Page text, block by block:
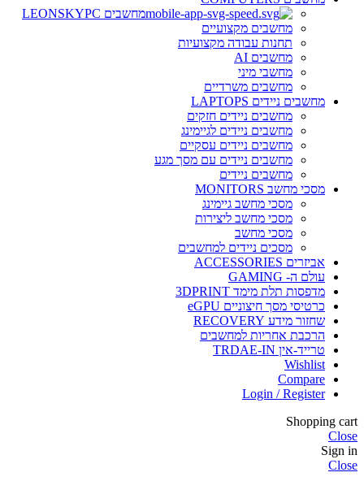
מחשבים LEONSKYPC
מחשבים מקצועיים
תחנות עבודה מקצועיות
מחשבים AI
מחשבי מיני
מחשבים משרדיים
מחשבים ניידים LAPTOPS
מחשבים ניידים חזקים
מחשבים ניידים לגיימינג
מחשבים ניידים עסקיים
מחשבים ניידים עם מסך מגע
מחשבים ניידים
מסכי מחשב MONITORS
מסכי מחשב גיימינג
מסכי מחשב ליצירות
מסכי מחשב
מסכים ניידים למחשבים
אביזרים ACCESSORIES
עולם ה- GAMING
מדפסות תלת מימד 3DPRINT
כרטיסי מסך חיצוניים eGPU
שחזור מידע RECOVERY
הרכבת אחריות למחשבים
טרייד-אין TRDAE-IN
Wishlist
Compare
Login / Register
Shopping cart
Close
Sign in
Close